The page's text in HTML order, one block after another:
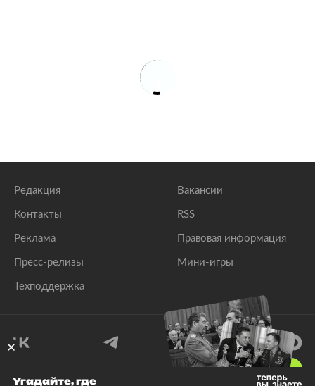
Редакция
Контакты
Реклама
Пресс-релизы
Техподдержка
Вакансии
RSS
Правовая информация
Мини-игры
Угадайте, где